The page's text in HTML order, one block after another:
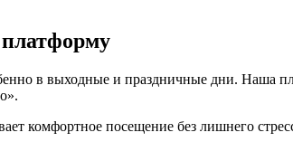
в выходные и праздничные дни. Наша
комфортное посещение без лишнего